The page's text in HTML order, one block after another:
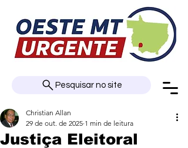
Pesquisar no site
Justiça Eleitoral
Christian Allan
29 de out. de 2025 1 min de leitura